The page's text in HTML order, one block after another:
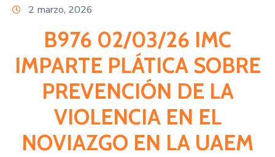
2 marzo, 2026
B976 02/03/26 IMC
IMPARTE PLÁTICA SOBRE
PREVENCIÓN DE LA
VIOLENCIA EN EL
NOVIAZGO EN LA UAEM